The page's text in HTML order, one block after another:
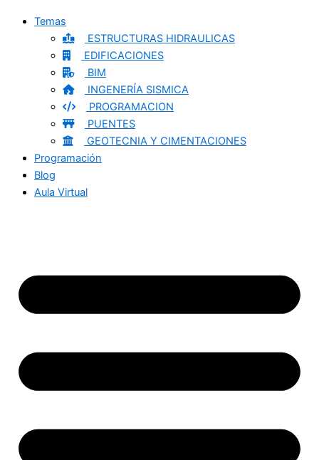
Temas
ESTRUCTURAS HIDRAULICAS
EDIFICACIONES
BIM
INGENERÍA SISMICA
PROGRAMACION
PUENTES
GEOTECNIA Y CIMENTACIONES
Programación
Blog
Aula Virtual